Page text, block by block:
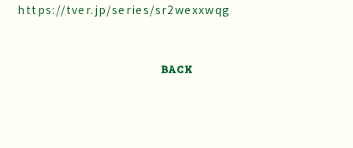
https://tver.jp/series/sr2wexxwqg
BACK